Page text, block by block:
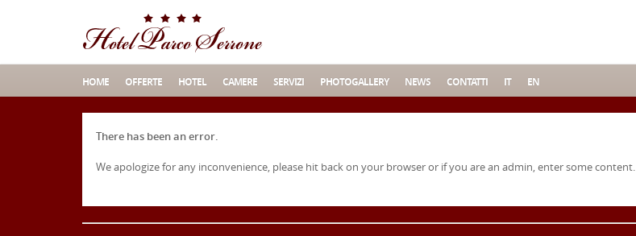
HOME OFFERTE HOTEL CAMERE SERVIZI PHOTOGALLERY NEWS CONTATTI IT EN
There has been an error.
We apologize for any inconvenience, please hit back on your browser or if you are an admin, enter some content.